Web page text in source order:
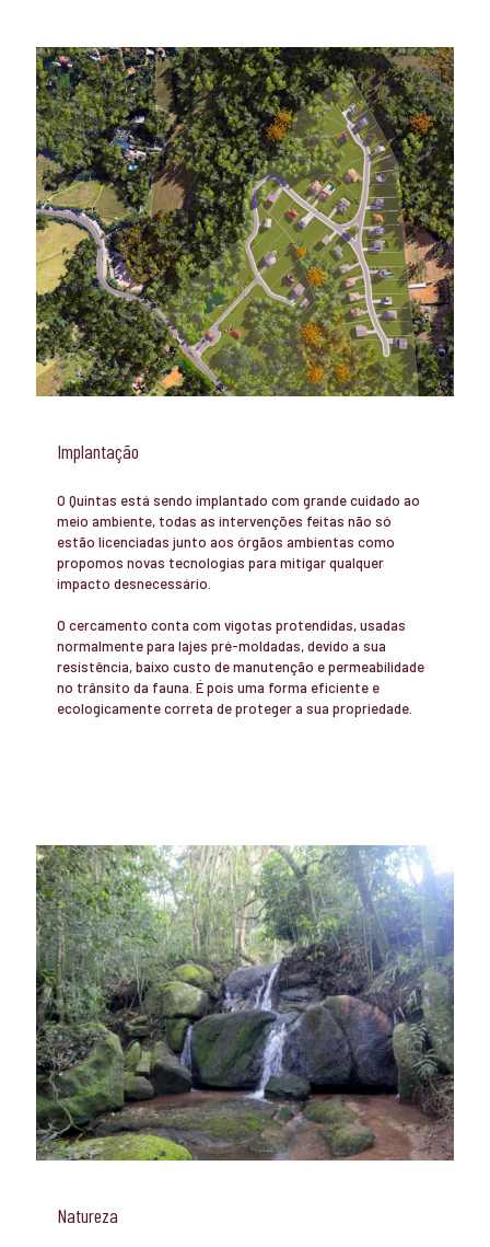
Implantação
O Quintas está sendo implantado com grande cuidado ao
meio ambiente, todas as intervenções feitas não só
estão licenciadas junto aos órgãos ambientas como
propomos novas tecnologias para mitigar qualquer
impacto desnecessário.
O cercamento conta com vigotas protendidas, usadas
normalmente para lajes pré-moldadas, devido a sua
resistência, baixo custo de manutenção e permeabilidade
no trânsito da fauna. É pois uma forma eficiente e
ecologicamente correta de proteger a sua propriedade.
Natureza